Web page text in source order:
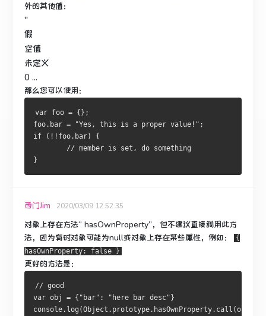
外的其他值：
''
假
空值
未定义
0 ...
那么您可以使用：
var foo = {};
foo.bar = "Yes, this is a proper value!";
if (!!foo.bar) {
        // member is set, do something
}
西门Jim 2020/03/09 12:52:35
对象上存在方法“ hasOwnProperty”，但不建议直接调用此方
法，因为有时对象可能为null或对象上存在某些属性，例如：
{
hasOwnProperty: false }
更好的方法是：
// good
var obj = {"bar": "here bar desc"}
console.log(Object.prototype.hasOwnProperty.call(obj,